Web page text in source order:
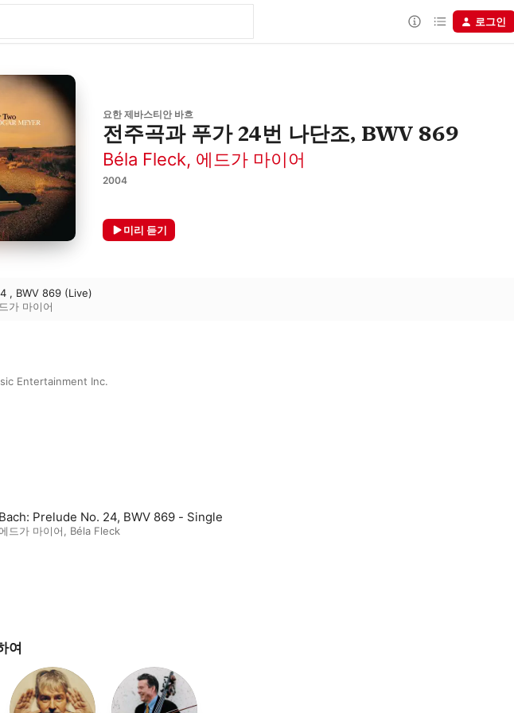
로그인
요한 제바스티안 바흐
전주곡과 푸가 24번 나단조, BWV 869
Béla Fleck, 에드가 마이어
2004
미리 듣기
, BWV 869 (Live)
가 마이어
Entertainment Inc.
Bach: Prelude No. 24, BWV 869 - Single
드가 마이어 , Béla Fleck
여